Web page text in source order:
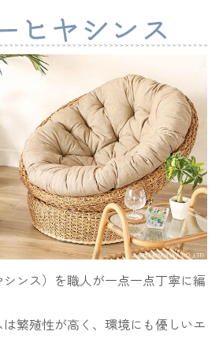
ンス）を職人が一点一点丁寧に編
繁殖性が高く、環境にも優しいエ